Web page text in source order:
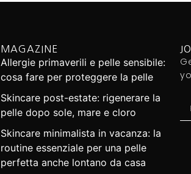
MAGAZINE
Allergie primaverili e pelle sensibile:
cosa fare per proteggere la pelle
Skincare post-estate: rigenerare la
pelle dopo sole, mare e cloro
Skincare minimalista in vacanza: la
routine essenziale per una pelle
perfetta anche lontano da casa